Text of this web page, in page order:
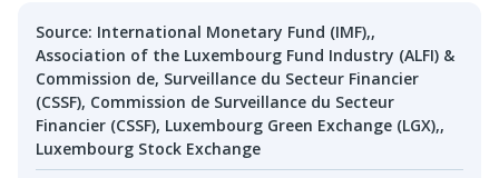
Source: International Monetary Fund (IMF),,
Association of the Luxembourg Fund Industry (ALFI) &
Commission de, Surveillance du Secteur Financier
(CSSF), Commission de Surveillance du Secteur
Financier (CSSF), Luxembourg Green Exchange (LGX),,
Luxembourg Stock Exchange